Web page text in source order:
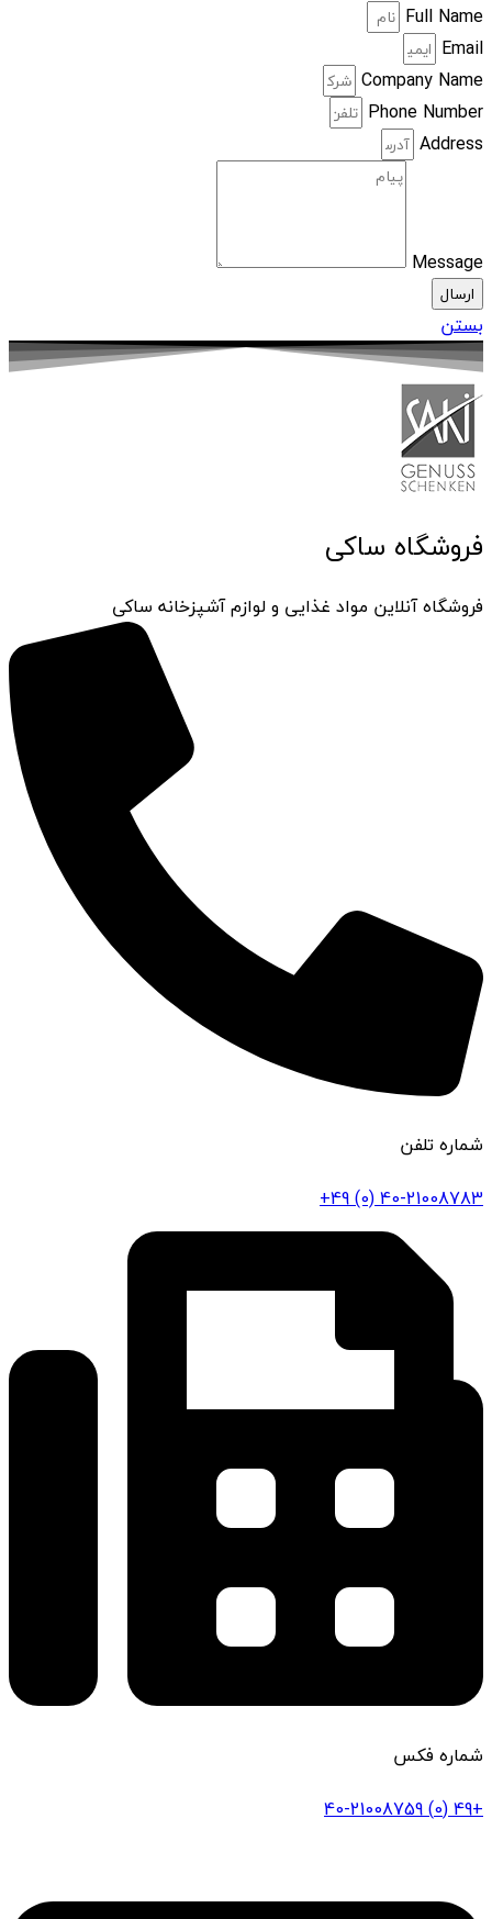
Full Name
Email
Company Name
Phone Number
Address
Message
ارسال
بستن
فروشگاه ساکی
فروشگاه آنلاین مواد غذایی و لوازم آشپزخانه ساکی
شماره تلفن
+49 (0) 40-21008783
شماره فکس
+49 (0) 40-21008759